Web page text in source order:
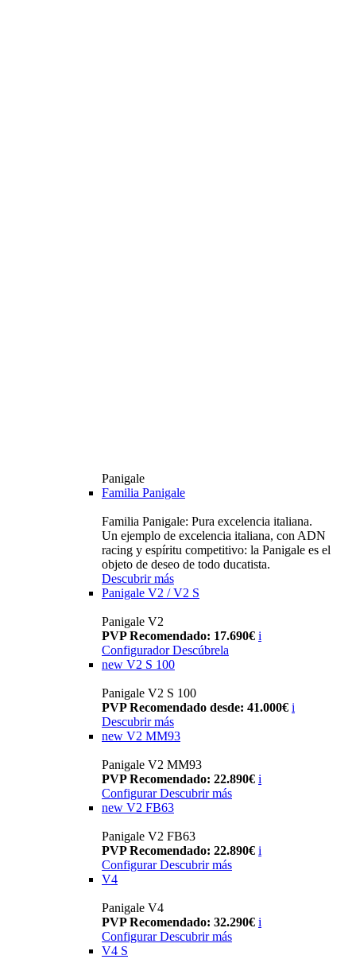
Panigale
Familia Panigale
Familia Panigale: Pura excelencia italiana.
Un ejemplo de excelencia italiana, con ADN
racing y espíritu competitivo: la Panigale es el
objeto de deseo de todo ducatista.
Descubrir más
Panigale V2 / V2 S
Panigale V2
PVP Recomendado: 17.690€ i
Configurador Descúbrela
new V2 S 100
Panigale V2 S 100
PVP Recomendado desde: 41.000€ i
Descubrir más
new V2 MM93
Panigale V2 MM93
PVP Recomendado: 22.890€ i
Configurar Descubrir más
new V2 FB63
Panigale V2 FB63
PVP Recomendado: 22.890€ i
Configurar Descubrir más
V4
Panigale V4
PVP Recomendado: 32.290€ i
Configurar Descubrir más
V4 S